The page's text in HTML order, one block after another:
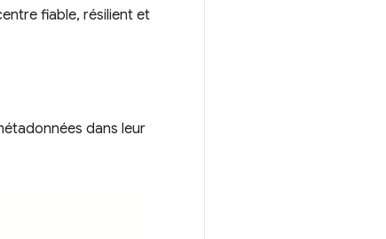
fiable, résilient et
dans leur